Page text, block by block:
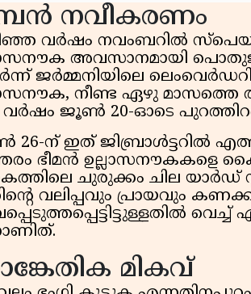
നവീകരണം
വർഷം നവംബറിൽ
അവസാനമായി
ജർമ്മനിയിലെ
നീണ്ട ഏഴു മാസത്തെ
ജൂൺ 20-ഓടെ
ന് ഇത് ജിബ്രാൾട്ടറിൽ
ഭീമൻ ഉല്ലാസനൗകകളെ
ചുരുക്കം ചില
വലിപ്പവും പ്രായവും
മികവ്